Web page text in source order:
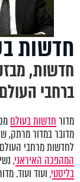
חדשות
חדשות,
ברחבי
מדורחדשות בעולם
מדובר במדור מרתק,
לחדשות מרחבי
המהפכה האיראני,
בליסטי,ועוד ועוד.